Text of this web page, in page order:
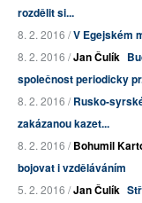
rozdělit si...
8. 2. 2016 /V Egejském
8. 2. 2016 /Jan Čulík
společnost periodicky
8. 2. 2016 /Rusko-
zakázanou kazet...
8. 2. 2016 /Bohumil
bojovat i vzděláváním
5. 2. 2016 /Jan Čulík